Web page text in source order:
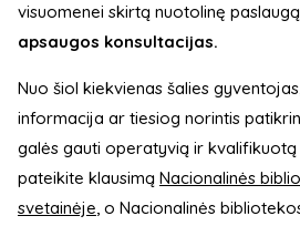
visuomenei skirtą nuotolinę
apsaugos konsultacijas.
Nuo šiol kiekvienas šalies
informacija ar tiesiog norintis
galės gauti operatyvią ir kvalifikuotą
pateikite klausimą Nacionalinės
svetainėje, o Nacionalinės